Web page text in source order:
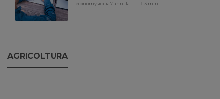
economysicilia7 anni fa 3 min
AGRICOLTURA